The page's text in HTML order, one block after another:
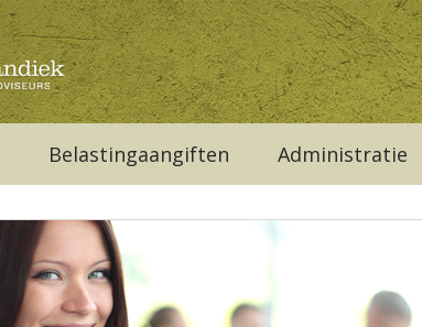
Belastingaangiften Administratie